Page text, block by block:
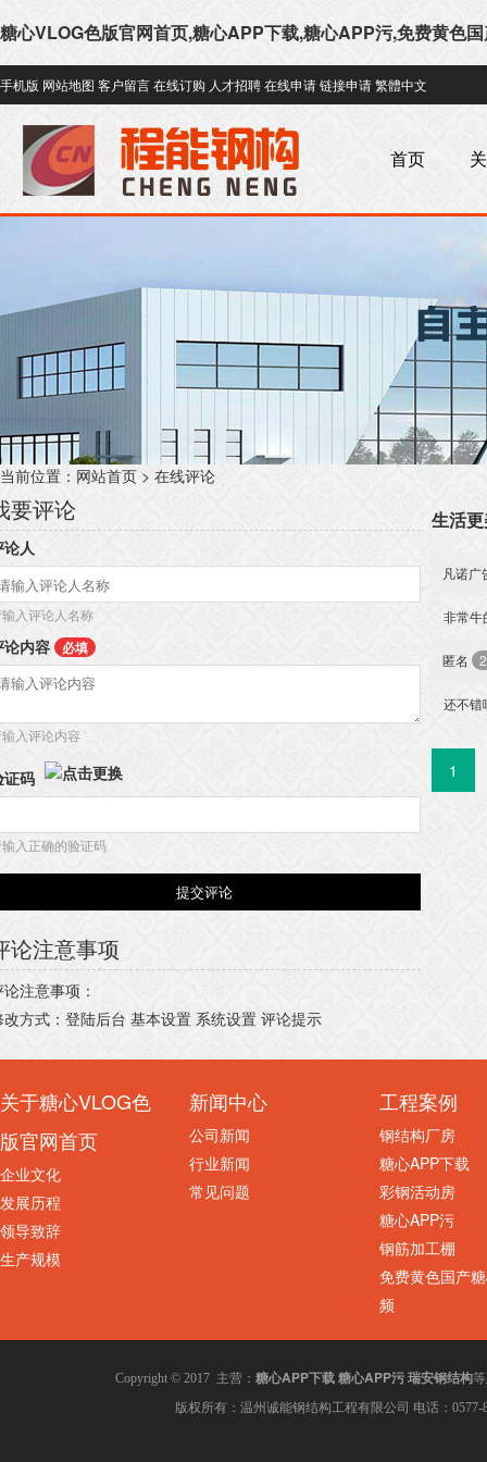
糖心VLOG色版官网首页,糖心APP下载,糖心APP污,免费黄色
手机版 网站地图 客户留言在线订购 人才招聘在线申请链接申请繁體中文
首页
当前位置： 网站首页 > 在线评论
要评论
论人
入评论人名称
论内容 必填
入评论内容
证码
入正确的验证码
论注意事项
注意事项：
方式：登陆后台 基本设置 系统设置 评论提示
生活
凡诺广
非常牛
匿名
还不错
1
关于糖心VLOG色
版官网首页
企业文化
发展历程
领导致辞
生产规模
新闻中心
公司新闻
行业新闻
常见问题
工程案例
钢结构厂房
糖心APP下载
彩钢活动房
糖心APP污
钢筋加工棚
免费黄色国产
频
Copyright © 2017 主营： 糖心APP下载糖心APP污瑞安钢结构等
版权所有：温州诚能钢结构工程有限公司 电话：0577-